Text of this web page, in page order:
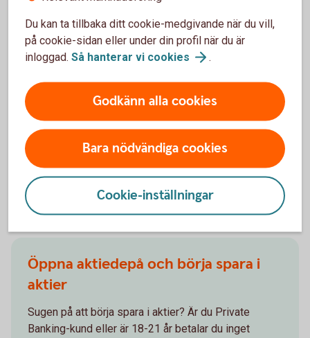
minimera riskerna i ditt aktiesparande. Du får även
information om olika verktyg som du kan använda för
att prognostisera en akties förväntade
rörelsemönster.
Van aktiehandlare –tips
Kom igång med aktier!
Öppna aktiedepå och börja spara i
aktier
Sugen på att börja spara i aktier? Är du Private
Banking-kund eller är 18-21 år betalar du inget
Du kan ta tillbaka ditt cookie-medgivande när du vill,
på cookie-sidan eller under din profil när du är
inloggad. Så hanterar vi cookies .
Godkänn alla cookies
Bara nödvändiga cookies
Cookie-inställningar